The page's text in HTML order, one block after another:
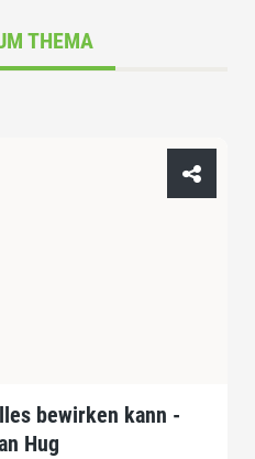
THEMA
bewirken kann -
Hug